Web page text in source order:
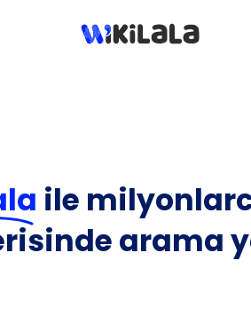
ile
arama